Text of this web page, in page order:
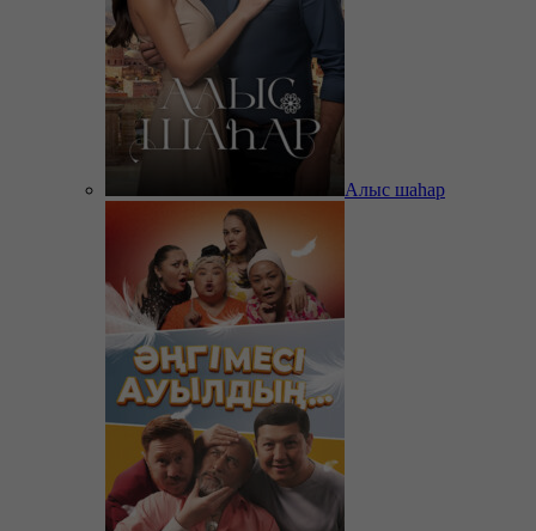
Алыс шаһар